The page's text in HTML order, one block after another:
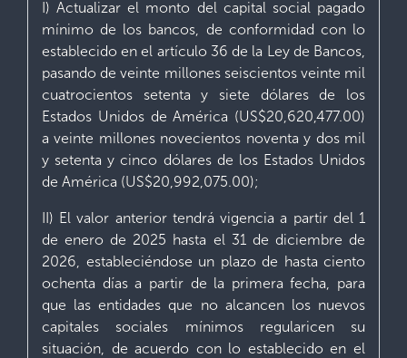
I) Actualizar el monto del capital social pagado
mínimo de los bancos, de conformidad con lo
establecido en el artículo 36 de la Ley de Bancos,
pasando de veinte millones seiscientos veinte mil
cuatrocientos setenta y siete dólares de los
Estados Unidos de América (US$20,620,477.00)
a veinte millones novecientos noventa y dos mil
y setenta y cinco dólares de los Estados Unidos
de América (US$20,992,075.00);
II) El valor anterior tendrá vigencia a partir del 1
de enero de 2025 hasta el 31 de diciembre de
2026, estableciéndose un plazo de hasta ciento
ochenta días a partir de la primera fecha, para
que las entidades que no alcancen los nuevos
capitales sociales mínimos regularicen su
situación, de acuerdo con lo establecido en el